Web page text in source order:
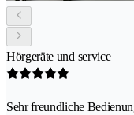
Hörgeräte und service
Sehr freundliche